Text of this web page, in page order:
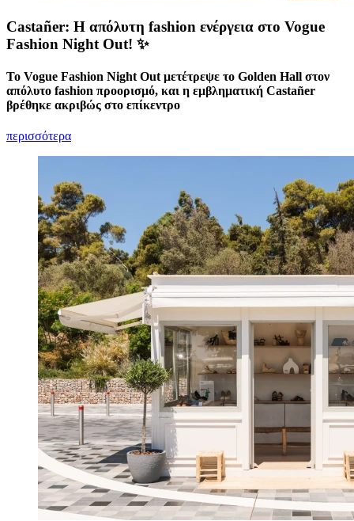
Castañer: Η απόλυτη fashion ενέργεια στο Vogue
Fashion Night Out! ✨
Το Vogue Fashion Night Out μετέτρεψε το Golden Hall στον
απόλυτο fashion προορισμό, και η εμβληματική Castañer
βρέθηκε ακριβώς στο επίκεντρο
περισσότερα